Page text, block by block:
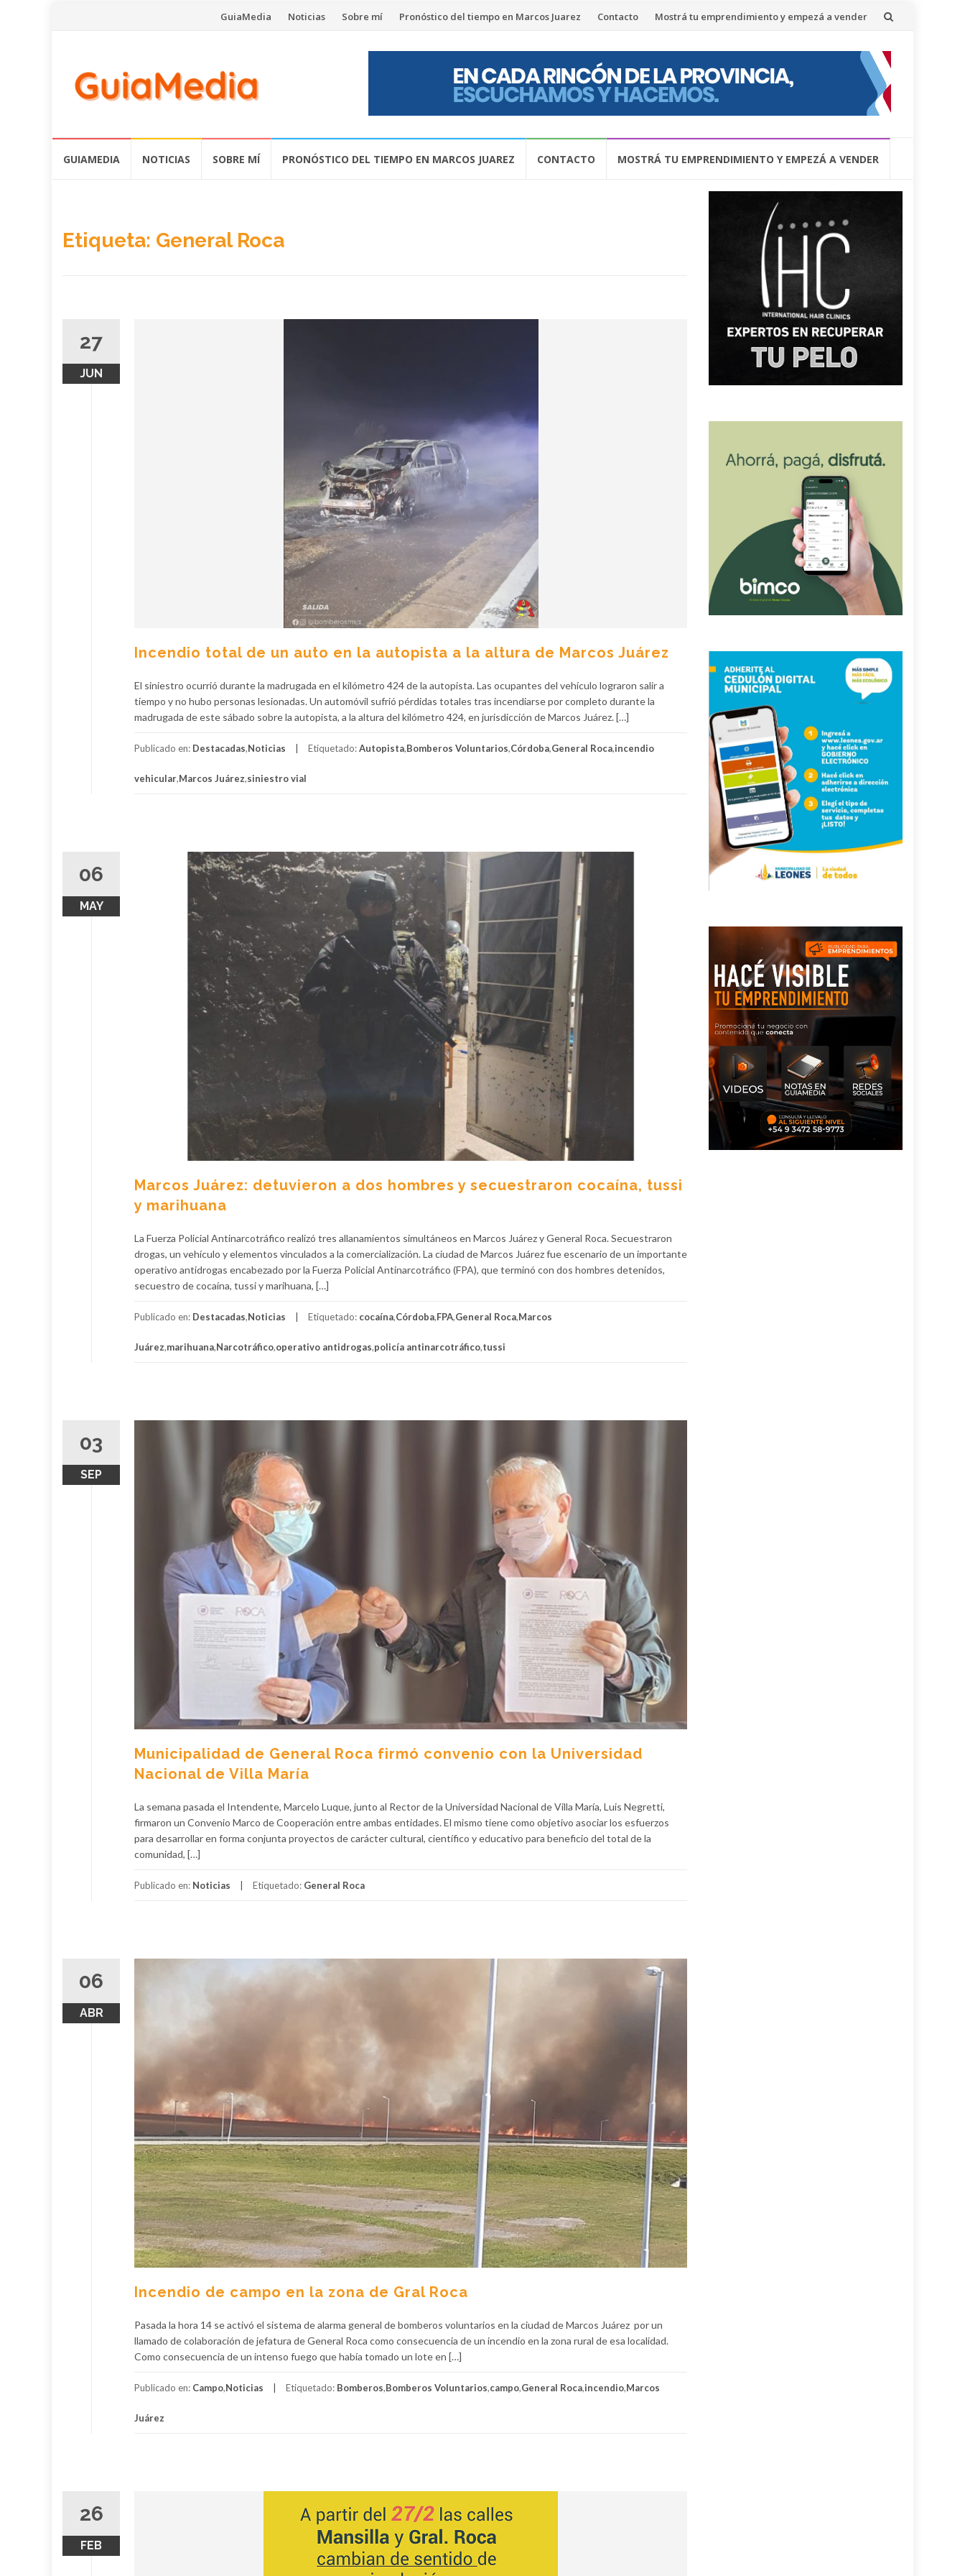
Saltar
contenido
GuiaMedia Noticias Sobre mí Pronóstico del tiempo en Marcos Juarez Contacto Mostrá tu emprendimiento y empezá a vender
GUIAMEDIA NOTICIAS SOBRE MÍ PRONÓSTICO DEL TIEMPO EN MARCOS JUAREZ CONTACTO MOSTRÁ TU EMPRENDIMIENTO Y EMPEZÁ A VENDER
Etiqueta: General Roca
27
JUN
Incendio total de un auto en la autopista a la altura de Marcos Juárez
El siniestro ocurrió durante la madrugada en el kilómetro 424 de la autopista. Las ocupantes del vehículo lograron salir a
tiempo y no hubo personas lesionadas. Un automóvil sufrió pérdidas totales tras incendiarse por completo durante la
madrugada de este sábado sobre la autopista, a la altura del kilómetro 424, en jurisdicción de Marcos Juárez. […]
Publicado en: Destacadas,Noticias Etiquetado:Autopista,Bomberos Voluntarios,Córdoba,General Roca,incendio
vehicular,Marcos Juárez,siniestro vial
06
MAY
Marcos Juárez: detuvieron a dos hombres y secuestraron cocaína, tussi
y marihuana
La Fuerza Policial Antinarcotráfico realizó tres allanamientos simultáneos en Marcos Juárez y General Roca. Secuestraron
drogas, un vehículo y elementos vinculados a la comercialización. La ciudad de Marcos Juárez fue escenario de un importante
operativo antidrogas encabezado por la Fuerza Policial Antinarcotráfico (FPA), que terminó con dos hombres detenidos,
secuestro de cocaína, tussi y marihuana, […]
Publicado en: Destacadas,Noticias Etiquetado: cocaína,Córdoba,FPA,General Roca,Marcos
Juárez,marihuana,Narcotráfico,operativo antidrogas,policía antinarcotráfico,tussi
03
SEP
Municipalidad de General Roca firmó convenio con la Universidad
Nacional de Villa María
La semana pasada el Intendente, Marcelo Luque, junto al Rector de la Universidad Nacional de Villa María, Luis Negretti,
firmaron un Convenio Marco de Cooperación entre ambas entidades. El mismo tiene como objetivo asociar los esfuerzos
para desarrollar en forma conjunta proyectos de carácter cultural, científico y educativo para beneficio del total de la
comunidad, […]
Publicado en: Noticias Etiquetado: General Roca
06
ABR
Incendio de campo en la zona de Gral Roca
Pasada la hora 14 se activó el sistema de alarma general de bomberos voluntarios en la ciudad de Marcos Juárez por un
llamado de colaboración de jefatura de General Roca como consecuencia de un incendio en la zona rural de esa localidad.
Como consecuencia de un intenso fuego que había tomado un lote en […]
Publicado en: Campo,Noticias Etiquetado: Bomberos,Bomberos Voluntarios,campo,General Roca,incendio,Marcos
Juárez
26
FEB